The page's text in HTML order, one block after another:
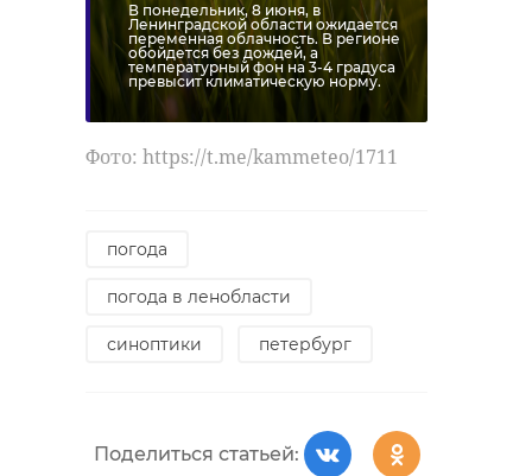
В понедельник, 8 июня, в
Ленинградской области ожидается
переменная облачность. В регионе
обойдется без дождей, а
температурный фон на 3-4 градуса
превысит климатическую норму.
Фото: https://t.me/kammeteo/1711
погода
погода в ленобласти
синоптики петербург
Поделиться статьей:
Фото:
https://t.me/drozdenko_au_lo/10588